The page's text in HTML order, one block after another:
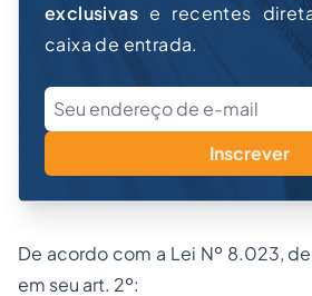
exclusivas e recentes
caixa de entrada.
Inscrever
De acordo com a Lei Nº 8.023,
em seu art. 2º: